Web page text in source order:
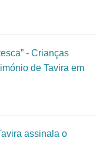
- Crianças
de Tavira em
assinala o